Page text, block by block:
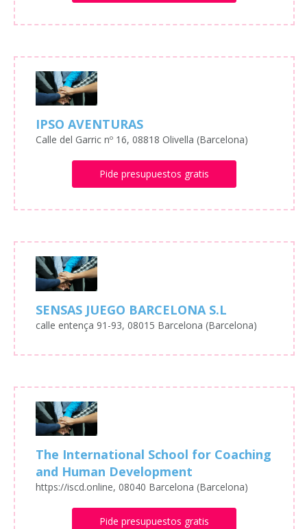
IPSO AVENTURAS
Calle del Garric nº 16, 08818 Olivella (Barcelona)
Pide presupuestos gratis
SENSAS JUEGO BARCELONA S.L
calle entença 91-93, 08015 Barcelona (Barcelona)
The International School for Coaching
and Human Development
https://iscd.online, 08040 Barcelona (Barcelona)
Pide presupuestos gratis